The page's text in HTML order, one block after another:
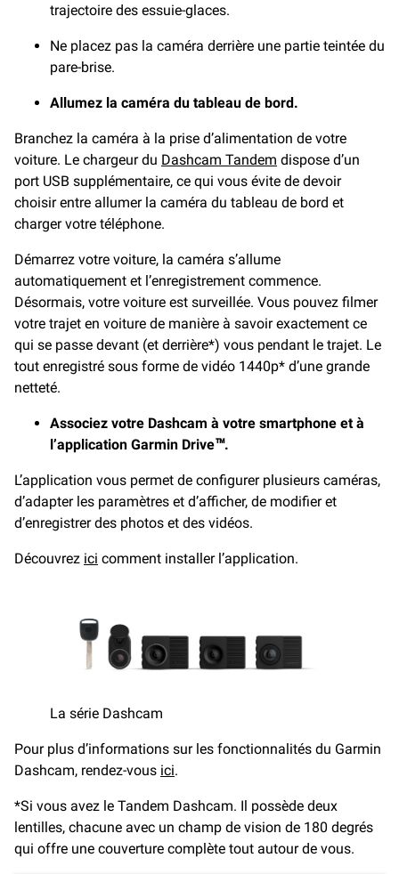
trajectoire des essuie-glaces.
Ne placez pas la caméra derrière une partie teintée du
pare-brise.
Allumez la caméra du tableau de bord.
Branchez la caméra à la prise d’alimentation de votre
voiture. Le chargeur du Dashcam Tandem dispose d’un
port USB supplémentaire, ce qui vous évite de devoir
choisir entre allumer la caméra du tableau de bord et
charger votre téléphone.
Démarrez votre voiture, la caméra s’allume
automatiquement et l’enregistrement commence.
Désormais, votre voiture est surveillée. Vous pouvez filmer
votre trajet en voiture de manière à savoir exactement ce
qui se passe devant (et derrière*) vous pendant le trajet. Le
tout enregistré sous forme de vidéo 1440p* d’une grande
netteté.
Associez votre Dashcam à votre smartphone et à
l’application Garmin Drive™.
L’application vous permet de configurer plusieurs caméras,
d’adapter les paramètres et d’afficher, de modifier et
d’enregistrer des photos et des vidéos.
Découvrez ici comment installer l’application.
La série Dashcam
Pour plus d’informations sur les fonctionnalités du Garmin
Dashcam, rendez-vous ici.
*Si vous avez le Tandem Dashcam. Il possède deux
lentilles, chacune avec un champ de vision de 180 degrés
qui offre une couverture complète tout autour de vous.